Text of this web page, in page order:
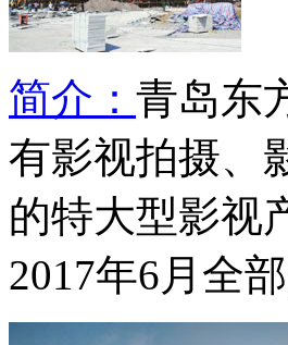
简介： 青岛东
有影视拍摄、
的特大型影视
2017年6月全部